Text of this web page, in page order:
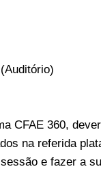
CFAE 360,
na referida
e fazer a